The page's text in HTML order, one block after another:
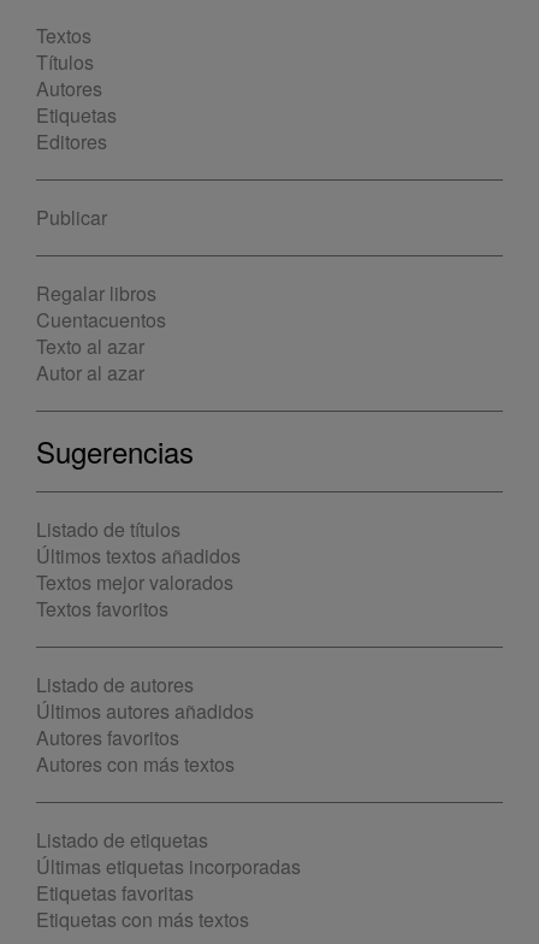
Textos
Títulos
Autores
Etiquetas
Editores
Publicar
Regalar libros
Cuentacuentos
Texto al azar
Autor al azar
Sugerencias
Listado de títulos
Últimos textos añadidos
Textos mejor valorados
Textos favoritos
Listado de autores
Últimos autores añadidos
Autores favoritos
Autores con más textos
Listado de etiquetas
Últimas etiquetas incorporadas
Etiquetas favoritas
Etiquetas con más textos